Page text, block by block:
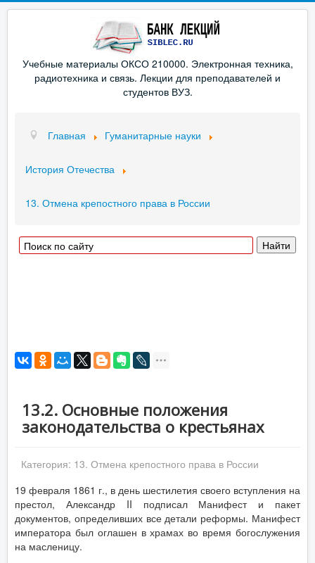
Учебные материалы ОКСО 210000. Электронная техника,
радиотехника и связь. Лекции для преподавателей и
студентов ВУЗ.
Главная Гуманитарные науки
История Отечества
13. Отмена крепостного права в России
13.2. Основные положения
законодательства о крестьянах
Категория: 13. Отмена крепостного права в России
19 февраля 1861 г., в день шестилетия своего вступления на
престол, Александр II подписал Манифест и пакет
документов, определивших все детали реформы. Манифест
императора был оглашен в храмах во время богослужения
на масленицу.